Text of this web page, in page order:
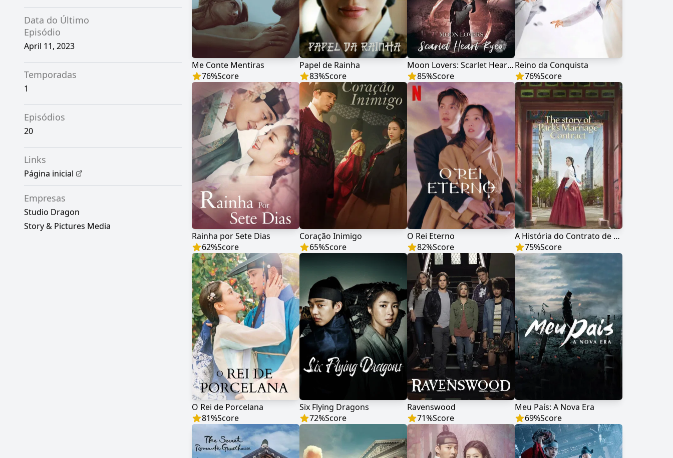
Data do Último
Episódio
April 11, 2023
Temporadas
1
Episódios
20
Links
Página inicial
Empresas
Studio Dragon
Story & Pictures Media
Me Conte Mentiras
76%Score
Papel de Rainha
83%Score
Moon Lovers: Scarlet Heart Ryeo
85%Score
Reino da Conquista
76%Score
Rainha por Sete Dias
62%Score
Coração Inimigo
65%Score
O Rei Eterno
82%Score
A História do Contrato de Casamento de Park
75%Score
O Rei de Porcelana
81%Score
Six Flying Dragons
72%Score
Ravenswood
71%Score
Meu País: A Nova Era
69%Score